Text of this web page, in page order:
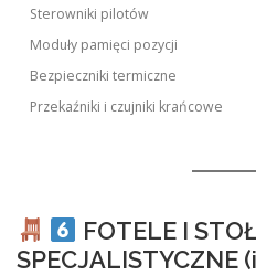
Sterowniki pilotów
Moduły pamięci pozycji
Bezpieczniki termiczne
Przekaźniki i czujniki krańcowe
FOTELE I
SPECJALISTYCZNE